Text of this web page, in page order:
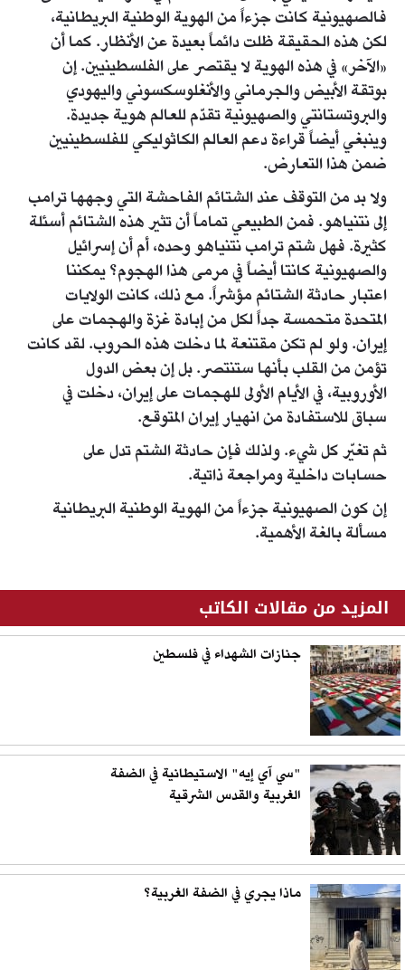
فالصهيونية كانت جزءاً من الهوية الوطنية البريطانية،
لكن هذه الحقيقة ظلت دائماً بعيدة عن الأنظار. كما أن
«الآخر» في هذه الهوية لا يقتصر على الفلسطينيين. إن
بوتقة الأبيض والجرماني والأنغلوسكسوني واليهودي
والبروتستانتي والصهيونية تقدّم للعالم هوية جديدة.
وينبغي أيضاً قراءة دعم العالم الكاثوليكي للفلسطينيين
ضمن هذا التعارض.
ولا بد من التوقف عند الشتائم الفاحشة التي وجهها ترامب
إلى نتنياهو. فمن الطبيعي تماماً أن تثير هذه الشتائم أسئلة
كثيرة. فهل شتم ترامب نتنياهو وحده، أم أن إسرائيل
والصهيونية كانتا أيضاً في مرمى هذا الهجوم؟ يمكننا
اعتبار حادثة الشتائم مؤشراً. مع ذلك، كانت الولايات
المتحدة متحمسة جداً لكل من إبادة غزة والهجمات على
إيران. ولو لم تكن مقتنعة لما دخلت هذه الحروب. لقد كانت
تؤمن من القلب بأنها ستنتصر. بل إن بعض الدول
الأوروبية، في الأيام الأولى للهجمات على إيران، دخلت في
سباق للاستفادة من انهيار إيران المتوقع.
ثم تغيّر كل شيء. ولذلك فإن حادثة الشتم تدل على
حسابات داخلية ومراجعة ذاتية.
إن كون الصهيونية جزءاً من الهوية الوطنية البريطانية
مسألة بالغة الأهمية.
المزيد من مقالات الكاتب
جنازات الشهداء في فلسطين
"سي آي إيه" الاستيطانية في الضفة
الغربية والقدس الشرقية
ماذا يجري في الضفة الغربية؟